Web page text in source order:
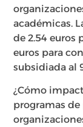
académicas.
de 2.54 euros
euros para
subsidiada al
¿Cómo
programas de